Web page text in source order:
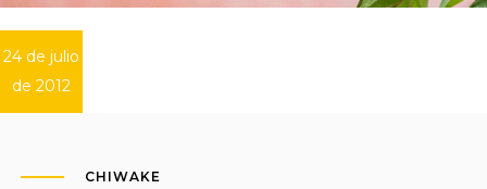
24 de julio
de 2012
CHIWAKE